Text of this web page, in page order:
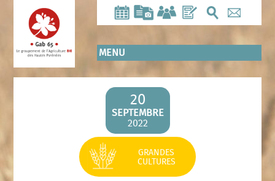
contenu
principal
MENU
20
SEPTEMBRE
2022
GRANDES
CULTURES